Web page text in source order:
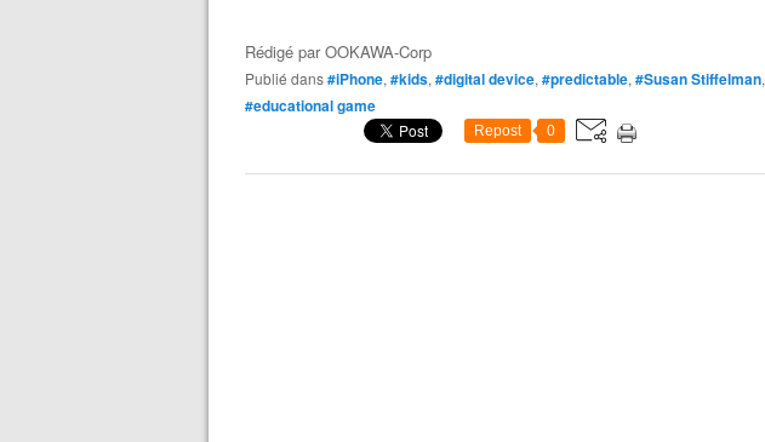
Rédigé parOOKAWA-Corp
Publié dans#iPhone, #kids, #digital device, #predictable, #Susan Stiffelman,
#educational game
Repost 0